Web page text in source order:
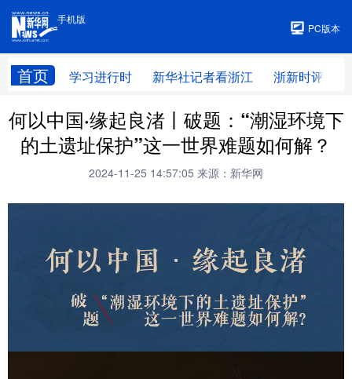
手机版
PC版本
首页 学习进行时 新华社记者看浙江 浙新时评
手机版
何以中国·缘起良渚丨破题：“潮湿环境下
的土遗址保护”这一世界难题如何解？
2024-11-25 14:57:05 来源：新华网